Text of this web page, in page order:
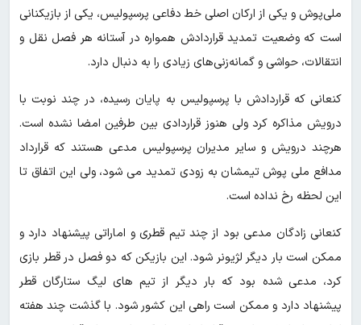
ملی‌پوش و یکی از ارکان اصلی خط دفاعی پرسپولیس، یکی از بازیکنانی
است که وضعیت تمدید قراردادش همواره در آستانه هر فصل نقل و
انتقالات، حواشی و گمانه‌زنی‌های زیادی را به دنبال دارد.
کنعانی که قراردادش با پرسپولیس به پایان رسیده، در چند نوبت با
درویش مذاکره کرد ولی هنوز قراردادی بین طرفین امضا نشده است.
هرچند درویش و سایر مدیران پرسپولیس مدعی هستند که قرارداد
مدافع ملی پوش تیمشان به زودی تمدید می شود، ولی این اتفاق تا
این لحظه رخ نداده است.
کنعانی زادگان مدعی بود از چند تیم قطری و اماراتی پیشنهاد دارد و
ممکن است بار دیگر لژیونر شود. این بازیکن که دو فصل در قطر بازی
کرد، مدعی شده بود که بار دیگر از تیم های لیگ ستارگان قطر
پیشنهاد دارد و ممکن است راهی این کشور شود. با گذشت چند هفته